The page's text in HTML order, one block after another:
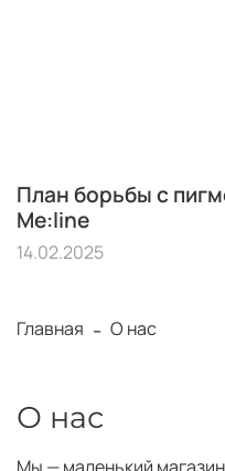
Главная О нас
О нас
План борьбы с
Me:line
14.02.2025